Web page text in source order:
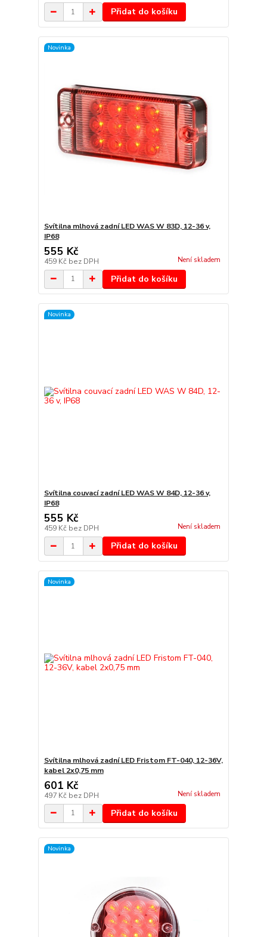
Přidat do košíku
Novinka
Svítilna mlhová zadní LED WAS W 83D, 12-36 v,
IP68
555 Kč
459 Kč bez DPH Není skladem
Přidat do košíku
Novinka
Svítilna couvací zadní LED WAS W 84D, 12-36 v,
IP68
555 Kč
459 Kč bez DPH Není skladem
Přidat do košíku
Novinka
Svítilna mlhová zadní LED Fristom FT-040, 12-36V,
kabel 2x0,75 mm
601 Kč
497 Kč bez DPH Není skladem
Přidat do košíku
Novinka